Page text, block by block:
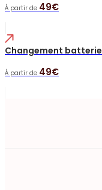
À partir de 49€
Changement batterie
À partir de 49€